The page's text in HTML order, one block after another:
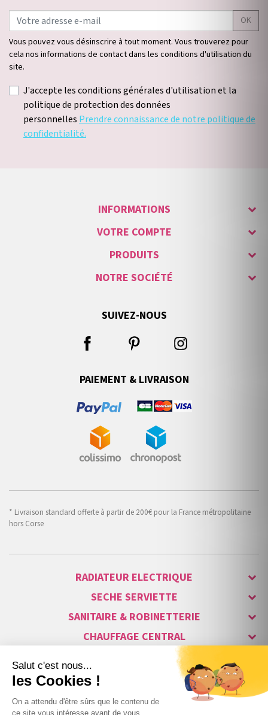
OK
Vous pouvez vous désinscrire à tout moment. Vous trouverez pour
cela nos informations de contact dans les conditions d'utilisation du
site.
J'accepte les conditions générales d'utilisation et la
politique de protection des données
personnellesPrendre connaissance de notre politique de
confidentialité.
INFORMATIONS
VOTRE COMPTE
PRODUITS
NOTRE SOCIÉTÉ
SUIVEZ-NOUS
PAIEMENT & LIVRAISON
* Livraison standard offerte à partir de 200€ pour la France métropolitaine
hors Corse
RADIATEUR ELECTRIQUE
SECHE SERVIETTE
SANITAIRE & ROBINETTERIE
CHAUFFAGE CENTRAL
ALARME & SÉCURITÉ
MAISON CONNECTÉE
VISIOPHONE & INTERPHONE